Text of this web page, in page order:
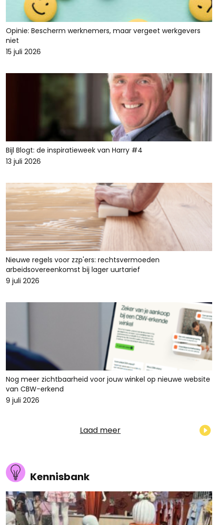
Opinie: Bescherm werknemers, maar vergeet werkgevers
niet
15 juli 2026
Bijl Blogt: de inspiratieweek van Harry #4
13 juli 2026
Nieuwe regels voor zzp'ers: rechtsvermoeden
arbeidsovereenkomst bij lager uurtarief
9 juli 2026
Nog meer zichtbaarheid voor jouw winkel op nieuwe website
van CBW-erkend
9 juli 2026
Laad meer
Kennisbank